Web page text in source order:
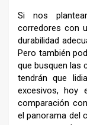
Si nos
corredores con
durabilidad
Pero también
que busquen las
tendrán que
excesivos, hoy
comparación
el panorama del